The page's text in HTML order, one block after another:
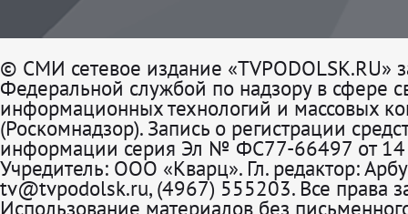
© СМИ сетевое издание «TVPODOLSK.RU»
Федеральной службой по надзору в сфере
информационных технологий и массовых
(Роскомнадзор). Запись о регистрации
информации серия Эл № ФС77-66497 от 14
Учредитель: ООО «Кварц». Гл. редактор:
tv@tvpodolsk.ru, (4967) 555203. Все права
Использование материалов без